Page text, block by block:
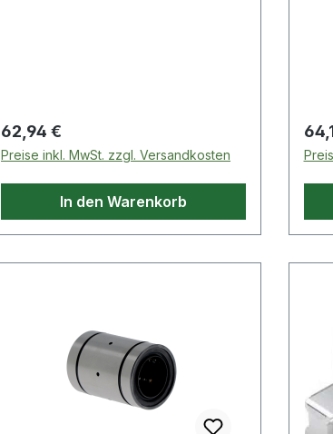
Regulärer Preis:
62,94 €
Preise inkl. MwSt. zzgl. Versandkosten
In den Warenkorb